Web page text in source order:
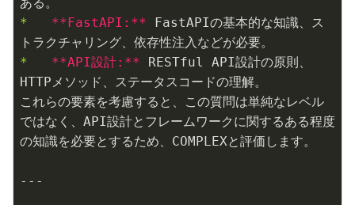
* **FastAPI:** FastAPIの基本的な知識、ス
* **API設計:** RESTful API設計の原則、
HTTPメソッド、ステータスコードの理解。
これらの要素を考慮すると、この質問は単純なレベル
ではなく、API設計とフレームワークに関するある程度
の知識を必要とするため、COMPLEXと評価します。
---